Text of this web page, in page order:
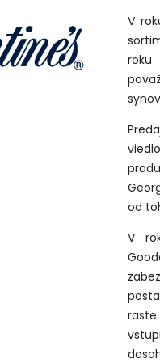
V
roku
od
V
raste